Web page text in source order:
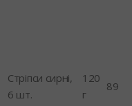
Стріпси сирні,
6 шт.
120
г
89